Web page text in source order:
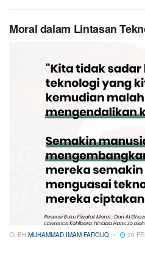
Moral dalam Lintasan
OLEH MUHAMMAD IMAM FAROUQ 20